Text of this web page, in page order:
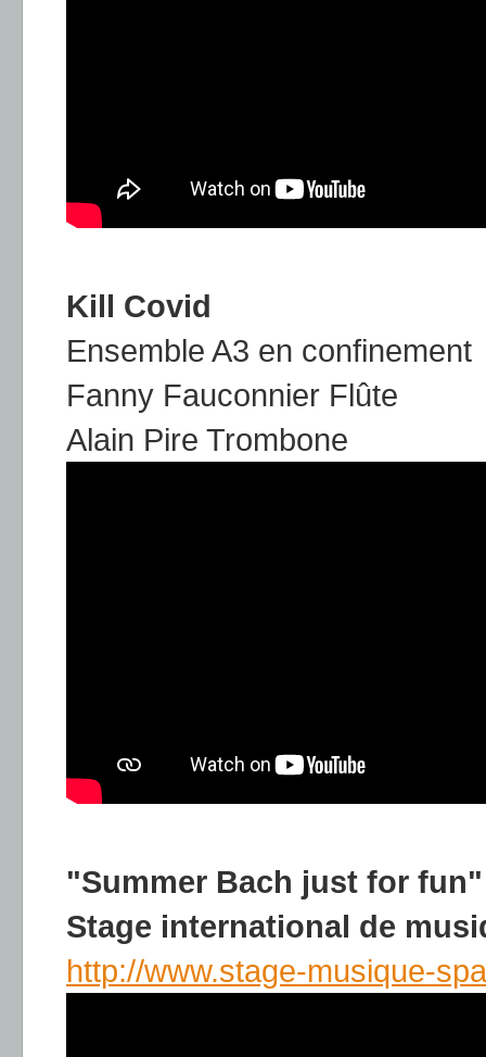
Kill Covid
Ensemble A3 en confinement
Fanny Fauconnier Flûte
Alain Pire Trombone
"Summer Bach just for fun"
Stage international de
http://www.stage-musique-